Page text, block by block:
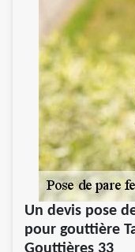
Un devis pose
pour gouttière